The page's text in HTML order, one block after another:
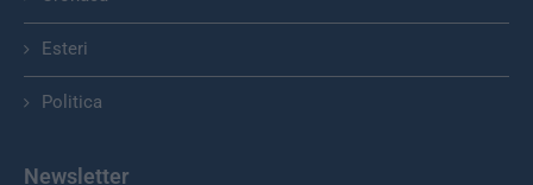
Esteri
Politica
Newsletter